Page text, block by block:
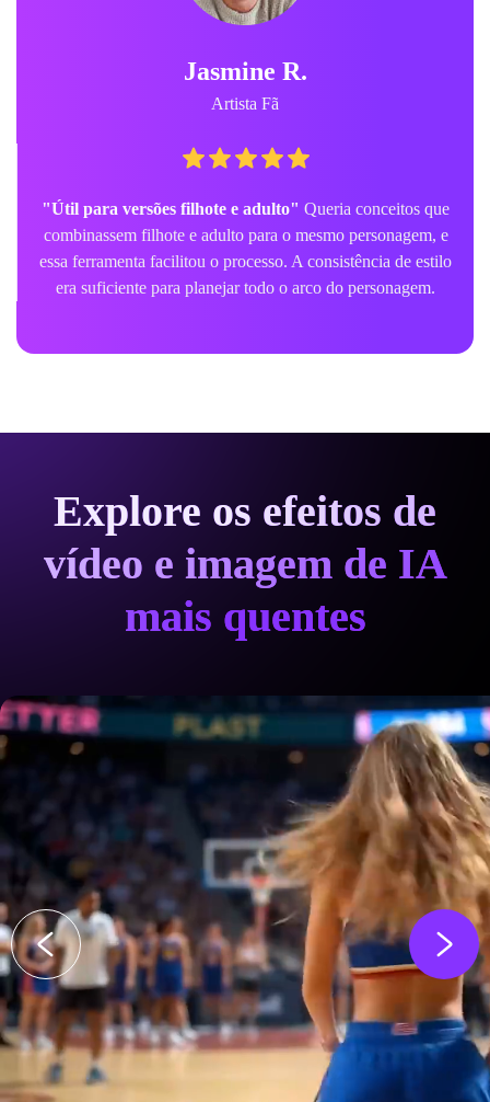
Jasmine R.
Artista Fã
"Útil para versões filhote e adulto" Queria conceitos que
combinassem filhote e adulto para o mesmo personagem, e
essa ferramenta facilitou o processo. A consistência de estilo
era suficiente para planejar todo o arco do personagem.
Explore os efeitos de
vídeo e imagem de IA
mais quentes